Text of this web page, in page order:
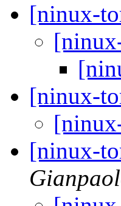
[ninux-
[ninux-
[ninux-